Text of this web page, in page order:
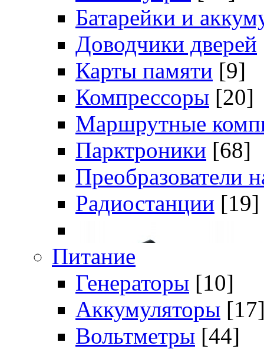
Батарейки и
Доводчики дверей
Карты памяти [9]
Компрессоры [20]
Маршрутные
Парктроники [68]
Преобразователи
Радиостанции [19]
Питание
Генераторы [10]
Аккумуляторы
Вольтметры [44]